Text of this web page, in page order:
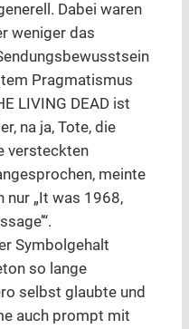
Dabei waren
weniger das
Pragmatismus
LIVING DEAD ist
na ja, Tote, die
versteckten
meinte
nur „It was 1968,
Symbolgehalt
so lange
selbst glaubte und
auch prompt mit